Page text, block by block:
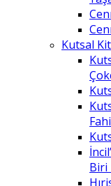
Kutsal
Biri